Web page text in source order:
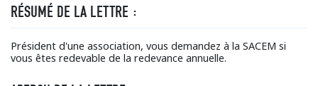
RÉSUMÉ DE LA LETTRE :
Président d'une association, vous demandez à la SACEM si
vous êtes redevable de la redevance annuelle.